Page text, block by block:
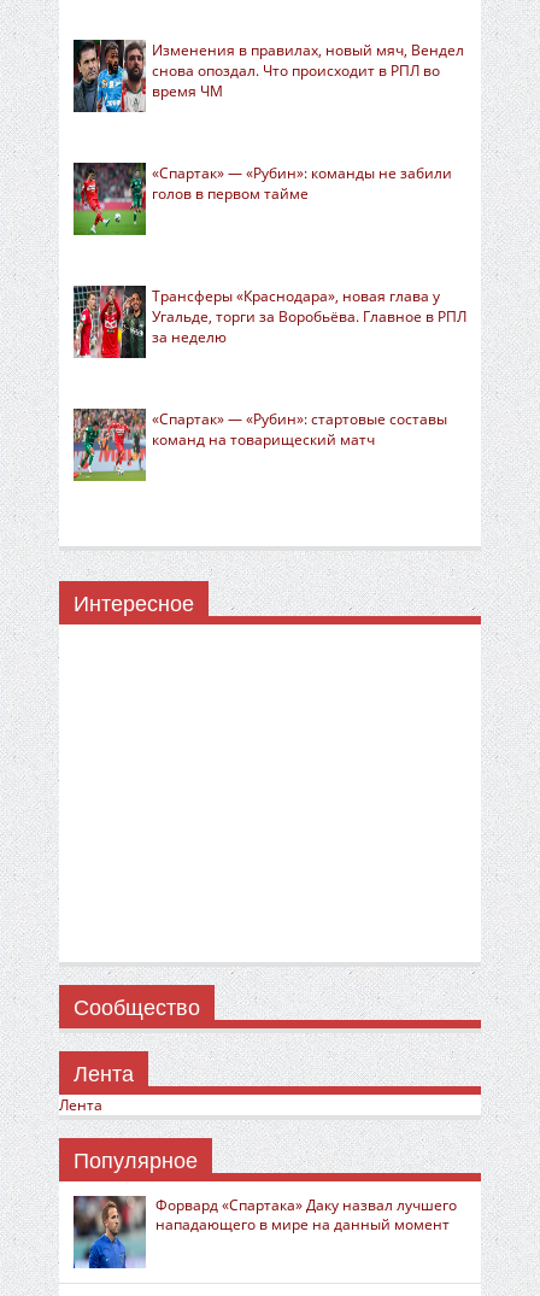
Изменения в правилах, новый мяч, Вендел
снова опоздал. Что происходит в РПЛ во
время ЧМ
«Спартак» — «Рубин»: команды не забили
голов в первом тайме
Трансферы «Краснодара», новая глава у
Угальде, торги за Воробьёва. Главное в РПЛ
за неделю
«Спартак» — «Рубин»: стартовые составы
команд на товарищеский матч
Интересное
Сообщество
Лента
Лента
Популярное
Форвард «Спартака» Даку назвал лучшего
нападающего в мире на данный момент